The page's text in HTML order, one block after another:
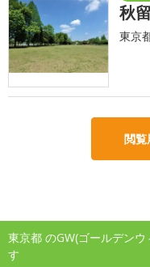
秋
東京
閲覧
東京都 のGW(ゴールデン
す